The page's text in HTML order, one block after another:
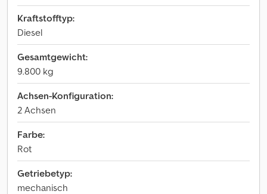
Kraftstofftyp:
Diesel
Gesamtgewicht:
9.800 kg
Achsen-Konfiguration:
2 Achsen
Farbe:
Rot
Getriebetyp:
mechanisch